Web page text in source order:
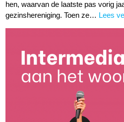
hen, waarvan de laatste pas vorig
gezinshereniging. Toen ze… Lees